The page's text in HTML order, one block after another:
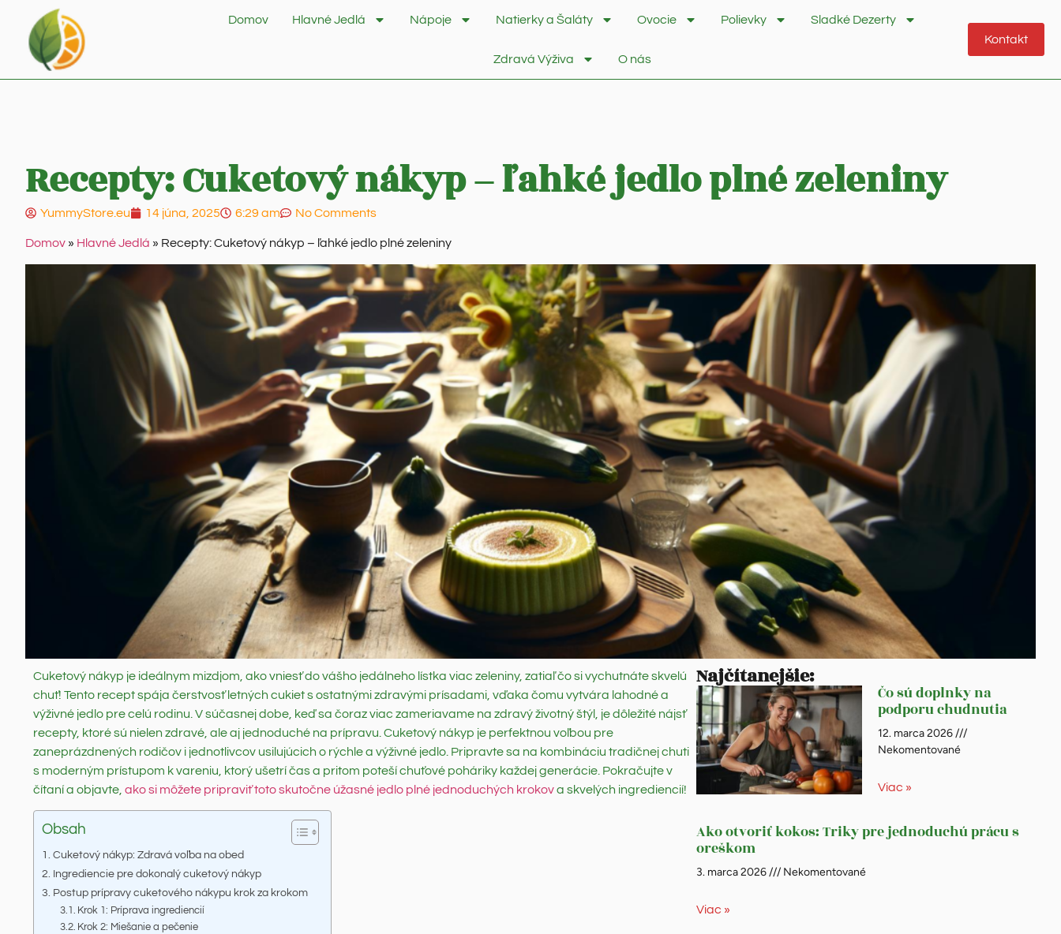
Domov Hlavné Jedlá Nápoje Natierky a Šaláty Ovocie Polievky Sladké Dezerty
Zdravá Výživa O nás
Kontakt
Recepty: Cuketový nákyp – ľahké jedlo plné zeleniny
YummyStore.eu 14 júna, 2025 6:29 am No Comments
Domov » Hlavné Jedlá » Recepty: Cuketový nákyp – ľahké jedlo plné zeleniny
Cuketový nákyp je ideálnym mizdjom, ako vniesť do vášho jedálneho lístka viac zeleniny, zatiaľ čo si vychutnáte skvelú
chuť! Tento recept spája čerstvosť letných cukiet s ostatnými zdravými prísadami, vďaka čomu vytvára lahodné a
výživné jedlo pre celú rodinu. V súčasnej dobe, keď sa čoraz viac zameriavame na zdravý životný štýl, je dôležité nájsť
recepty, ktoré sú nielen zdravé, ale aj jednoduché na prípravu. Cuketový nákyp je perfektnou voľbou pre
zaneprázdnených rodičov i jednotlivcov usilujúcich o rýchle a výživné jedlo. Pripravte sa na kombináciu tradičnej chuti
s moderným prístupom k vareniu, ktorý ušetrí čas a pritom poteší chuťové poháriky každej generácie. Pokračujte v
čítaní a objavte, ako si môžete pripraviť toto skutočne úžasné jedlo plné jednoduchých krokova skvelých ingrediencií!
Obsah
Cuketový nákyp: Zdravá voľba na obed
Ingrediencie pre dokonalý cuketový nákyp
Postup prípravy cuketového nákypu krok za krokom
Krok 1: Príprava ingrediencií
Krok 2: Miešanie a pečenie
Najčítanejšie:
Čo sú doplnky na
podporu chudnutia
12. marca 2026
Nekomentované
Viac »
Ako otvoriť kokos: Triky pre jednoduchú prácu s
oreškom
3. marca 2026 Nekomentované
Viac »